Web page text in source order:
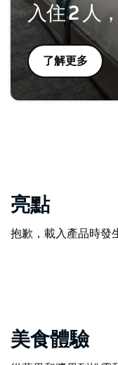
入住 2 人
了解更多
亮點
抱歉，載入產品時發
美食體驗